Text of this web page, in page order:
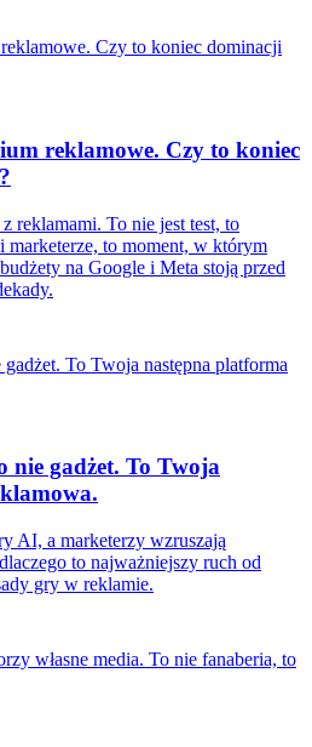
reklamowe. Czy to koniec
reklamami. To nie jest test, to
marketerze, to moment, w którym
na Google i Meta stoją przed
gadżet. To Twoja
AI, a marketerzy wzruszają
to najważniejszy ruch od
gry w reklamie.